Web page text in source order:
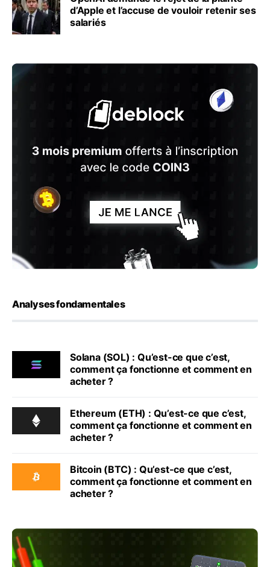
d’Apple et l’accuse de vouloir retenir ses
salariés
Analyses fondamentales
Solana (SOL) : Qu’est-ce que c’est,
comment ça fonctionne et comment en
acheter ?
Ethereum (ETH) : Qu’est-ce que c’est,
comment ça fonctionne et comment en
acheter ?
Bitcoin (BTC) : Qu’est-ce que c’est,
comment ça fonctionne et comment en
acheter ?